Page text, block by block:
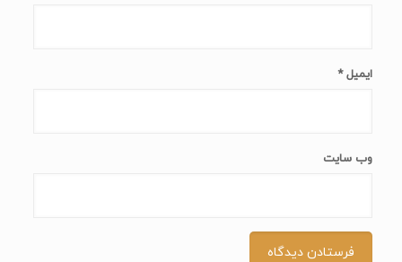
ایمیل*
وب‌ سایت